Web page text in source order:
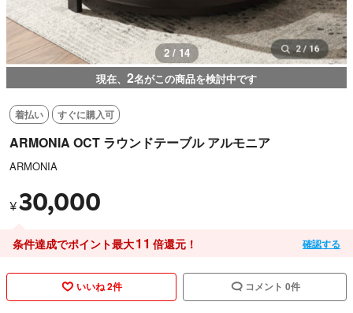
3 / 14
現在、 2名がこの商品を検討中です
着払い すぐに購入可
ARMONIA OCT ラウンドテーブル アルモニア
ARMONIA
¥30,000
条件達成でポイント最大11 倍還元！ 確認する
いいね 2件 コメント 0件